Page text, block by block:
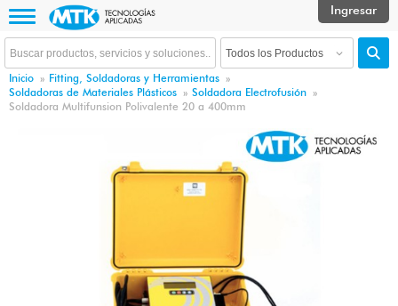
Inicio » Fitting, Soldadoras y Herramientas »
Soldadoras de Materiales Plásticos » Soldadora Electrofusión »
Soldadora Multifunsion Polivalente 20 a 400mm